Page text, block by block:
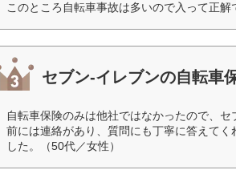
このところ自転車事故は多いので入って正解
セブン-イレブンの自転車
自転車保険のみは他社ではなかったので、
前には連絡があり、質問にも丁寧に答えて
した。（50代／女性）